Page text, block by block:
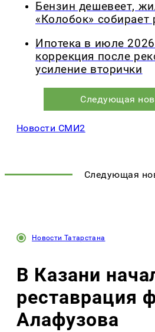
Бензин дешевеет,
«Колобок» собирает
Ипотека в июле 2026
коррекция после
усиление вторички
Следующая
Новости СМИ2
Следующая
Новости Татарстана
В Казани
реставрация
Алафузова